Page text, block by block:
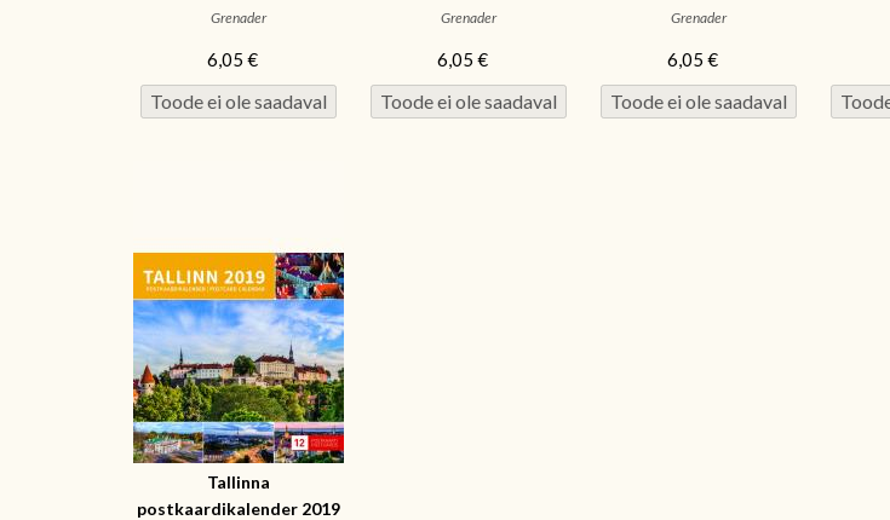
Grenader
6,05 €
Grenader
6,05 €
Grenader
6,05 €
Tallinna
postkaardikalender 2019